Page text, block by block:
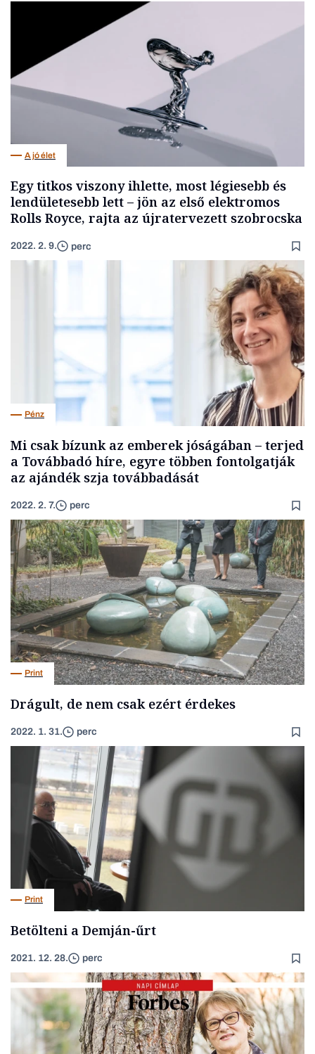
A jó élet
Egy titkos viszony ihlette, most légiesebb és
lendületesebb lett – jön az első elektromos
Rolls Royce, rajta az újratervezett szobrocska
2022. 2. 9. perc
Pénz
Mi csak bízunk az emberek jóságában – terjed
a Továbbadó híre, egyre többen fontolgatják
az ajándék szja továbbadását
2022. 2. 7. perc
Print
Drágult, de nem csak ezért érdekes
2022. 1. 31. perc
Print
Betölteni a Demján-űrt
2021. 12. 28. perc